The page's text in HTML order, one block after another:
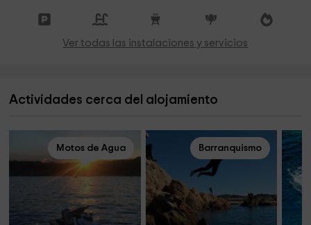
Ver todas las instalaciones y servicios
Actividades cerca del alojamiento
Motos de Agua Barranquismo